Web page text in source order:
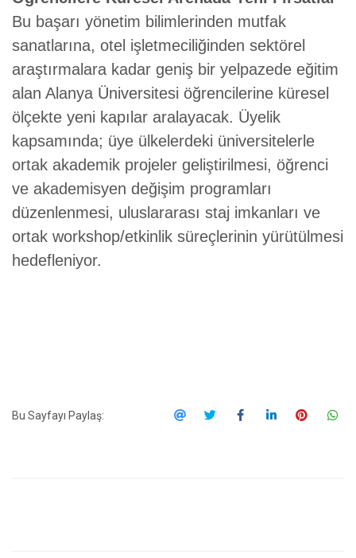
Bu başarı yönetim bilimlerinden mutfak
sanatlarına, otel işletmeciliğinden sektörel
araştırmalara kadar geniş bir yelpazede eğitim
alan Alanya Üniversitesi öğrencilerine küresel
ölçekte yeni kapılar aralayacak. Üyelik
kapsamında; üye ülkelerdeki üniversitelerle
ortak akademik projeler geliştirilmesi, öğrenci
ve akademisyen değişim programları
düzenlenmesi, uluslararası staj imkanları ve
ortak workshop/etkinlik süreçlerinin yürütülmesi
hedefleniyor.
Bu Sayfayı Paylaş: